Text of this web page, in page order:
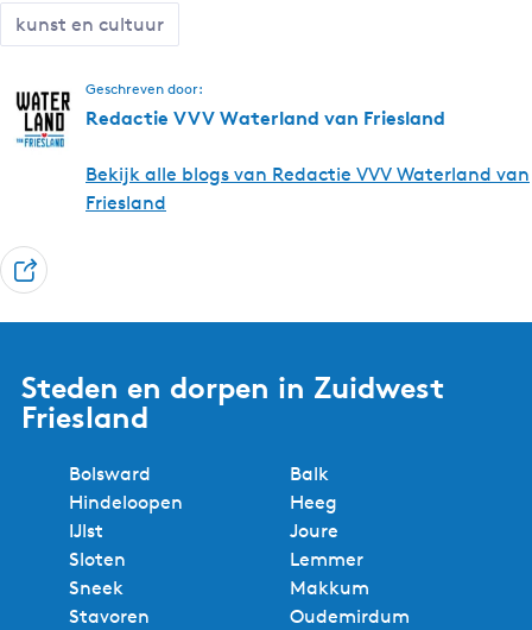
n
F
i
e
s
d
kunst en cultuur
Geschreven door:
Redactie VVV Waterland van Friesland
Bekijk alle blogs van Redactie VVV Waterland van
Friesland
D
Steden en dorpen in Zuidwest
Friesland
Bolsward
Balk
Hindeloopen
Heeg
IJlst
Joure
Sloten
Lemmer
Sneek
Makkum
Stavoren
Oudemirdum